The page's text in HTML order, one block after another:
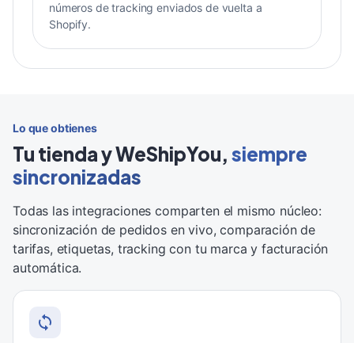
números de tracking enviados de vuelta a
Shopify.
Lo que obtienes
Tu tienda y WeShipYou, siempre
sincronizadas
Todas las integraciones comparten el mismo núcleo:
sincronización de pedidos en vivo, comparación de
tarifas, etiquetas, tracking con tu marca y facturación
automática.